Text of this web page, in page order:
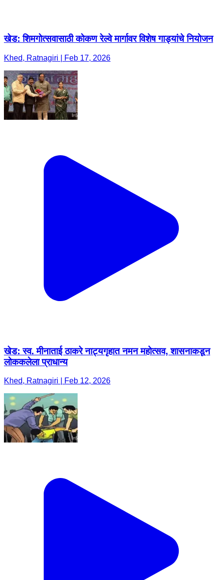
खेड: शिमगोत्सवासाठी कोकण रेल्वे मार्गावर विशेष गाड्यांचे नियोजन
Khed, Ratnagiri | Feb 17, 2026
खेड: स्व. मीनाताई ठाकरे नाट्यगृहात नमन महोत्सव, शासनाकडून
लोककलेला प्राधान्य
Khed, Ratnagiri | Feb 12, 2026